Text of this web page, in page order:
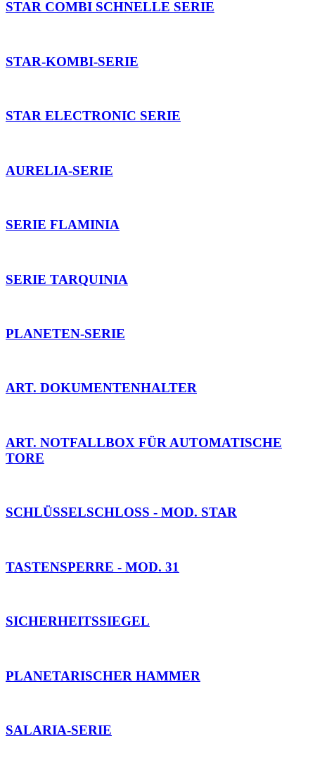
STAR COMBI SCHNELLE SERIE
STAR-KOMBI-SERIE
STAR ELECTRONIC SERIE
AURELIA-SERIE
SERIE FLAMINIA
SERIE TARQUINIA
PLANETEN-SERIE
ART. DOKUMENTENHALTER
ART. NOTFALLBOX FÜR AUTOMATISCHE
TORE
SCHLÜSSELSCHLOSS - MOD. STAR
TASTENSPERRE - MOD. 31
SICHERHEITSSIEGEL
PLANETARISCHER HAMMER
SALARIA-SERIE